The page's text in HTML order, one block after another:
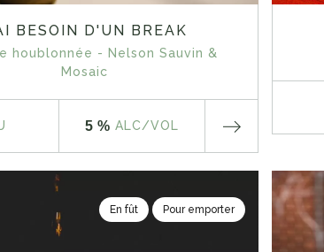
BESOIN D'UN BREAK
houblonnée - Nelson Sauvin &
Mosaic
5 % ALC/VOL
En fût Pour emporter